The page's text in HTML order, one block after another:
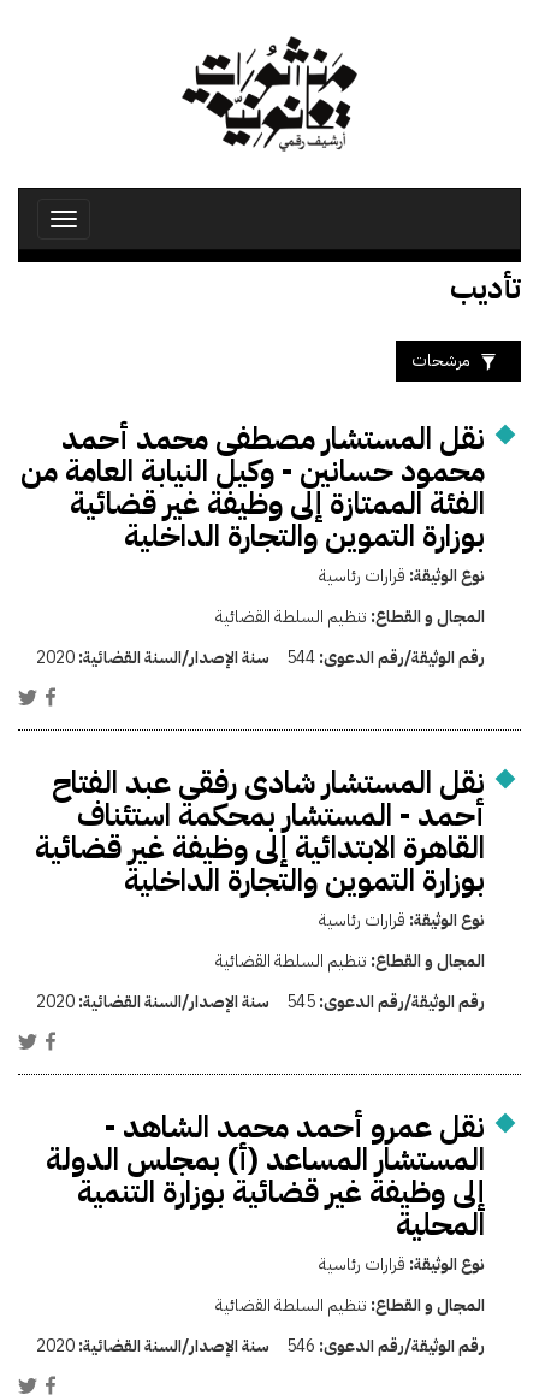
Toggle
تأديب
مرشحات
نقل المستشار مصطفى محمد أحمد
محمود حسانين - وكيل النيابة العامة من
الفئة الممتازة إلى وظيفة غير قضائية
بوزارة التموين والتجارة الداخلية
نوع الوثيقة: قرارات رئاسية
المجال و القطاع: تنظيم السلطة القضائية
رقم الوثيقة/رقم الدعوى:544 سنة الإصدار/السنة القضائية:2020
نقل المستشار شادى رفقى عبد الفتاح
أحمد - المستشار بمحكمة استئناف
القاهرة الابتدائية إلى وظيفة غير قضائية
بوزارة التموين والتجارة الداخلية
نوع الوثيقة: قرارات رئاسية
المجال و القطاع: تنظيم السلطة القضائية
رقم الوثيقة/رقم الدعوى:545 سنة الإصدار/السنة القضائية:2020
نقل عمرو أحمد محمد الشاهد -
المستشار المساعد (أ) بمجلس الدولة
إلى وظيفة غير قضائية بوزارة التنمية
المحلية
نوع الوثيقة: قرارات رئاسية
المجال و القطاع: تنظيم السلطة القضائية
رقم الوثيقة/رقم الدعوى: 546 سنة الإصدار/السنة القضائية:2020